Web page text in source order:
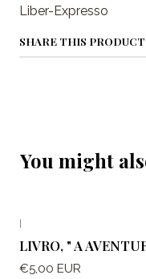
Liber-Expresso
SHARE THIS PRODUCT
You might
LIVRO, " A
€5,00 EUR